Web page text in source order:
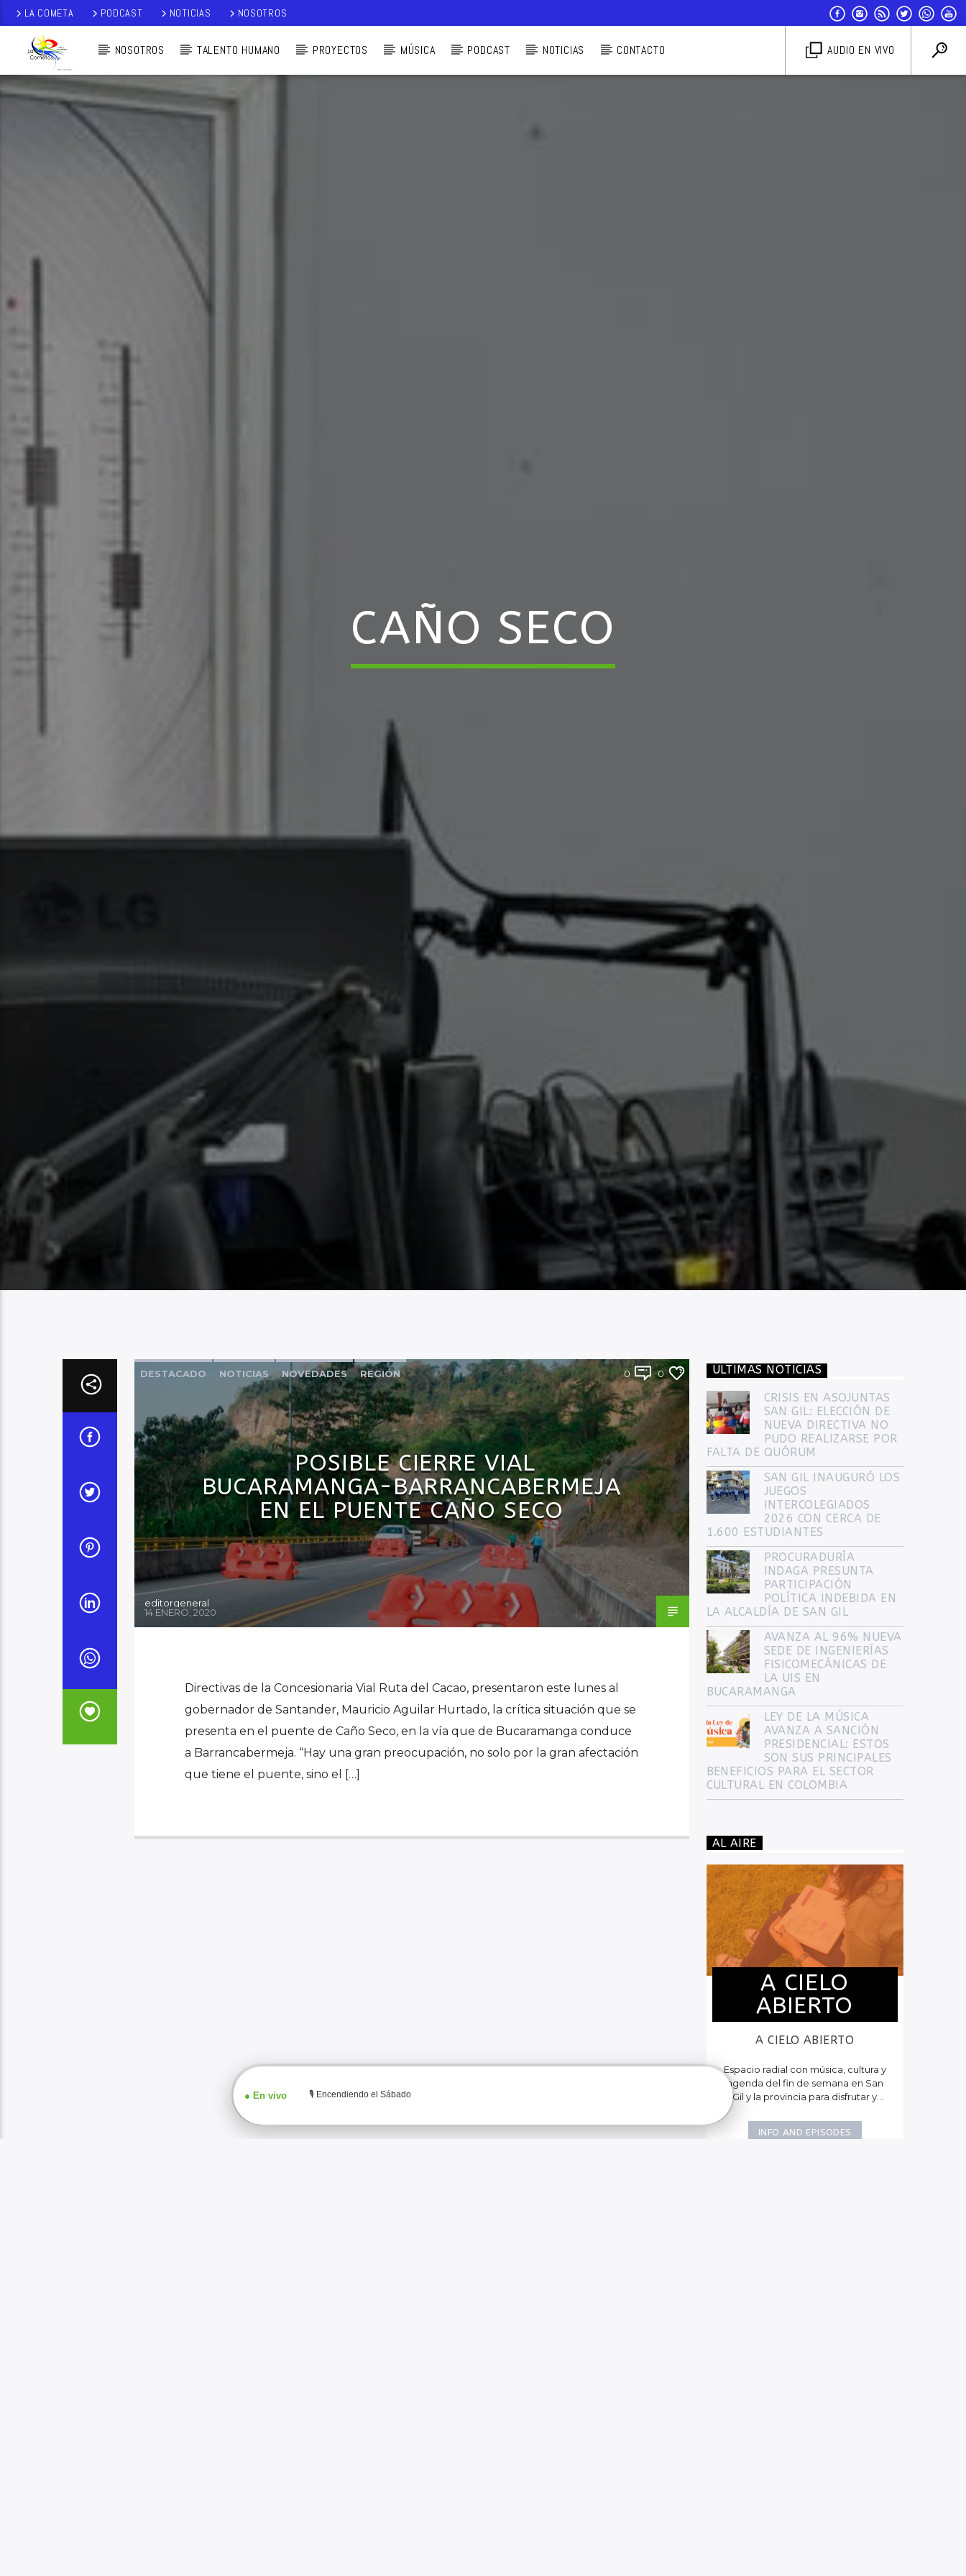
LA COMETA PODCAST NOTICIAS NOSOTROS
NOSOTROS TALENTO HUMANO PROYECTOS MÚSICA PODCAST NOTICIAS CONTACTO AUDIO EN VIVO
AUDIO EN VI
LA COMETA,
SEÑALES A CIELO
CAÑO SECO
DESTACADO NOTICIAS NOVEDADES REGIÓN 0 0
POSIBLE CIERRE VIAL
BUCARAMANGA-BARRANCABERMEJA
EN EL PUENTE CAÑO SECO
editorgeneral
14 ENERO, 2020
Directivas de la Concesionaria Vial Ruta del Cacao, presentaron este lunes al
gobernador de Santander, Mauricio Aguilar Hurtado, la crítica situación que se
presenta en el puente de Caño Seco, en la vía que de Bucaramanga conduce
a Barrancabermeja. “Hay una gran preocupación, no solo por la gran afectación
que tiene el puente, sino el […]
ULTIMAS NOTICIAS
CRISIS EN ASOJUNTAS
SAN GIL: ELECCIÓN DE
NUEVA DIRECTIVA NO
PUDO REALIZARSE POR
FALTA DE QUÓRUM
SAN GIL INAUGURÓ LOS
JUEGOS
INTERCOLEGIADOS
2026 CON CERCA DE
1.600 ESTUDIANTES
PROCURADURÍA
INDAGA PRESUNTA
PARTICIPACIÓN
POLÍTICA INDEBIDA EN
LA ALCALDÍA DE SAN GIL
AVANZA AL 96% NUEVA
SEDE DE INGENIERÍAS
FISICOMECÁNICAS DE
LA UIS EN
BUCARAMANGA
LEY DE LA MÚSICA
AVANZA A SANCIÓN
PRESIDENCIAL: ESTOS
SON SUS PRINCIPALES
BENEFICIOS PARA EL SECTOR
CULTURAL EN COLOMBIA
AL AIRE
A CIELO
ABIERTO
A CIELO ABIERTO
Espacio radial con música, cultura y
agenda del fin de semana en San
Gil y la provincia para disfrutar y
conocer lo que pasa en la región.
INFO AND EPISODES